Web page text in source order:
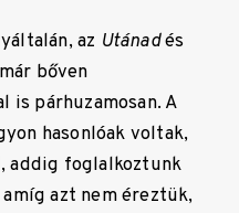
az Utánadés
bőven
párhuzamosan. A
hasonlóak voltak,
addig foglalkoztunk
azt nem éreztük,